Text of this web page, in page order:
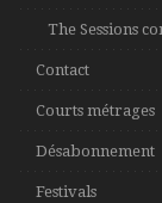
The Sessions
Contact
Courts métrages
Désabonnement
Festivals